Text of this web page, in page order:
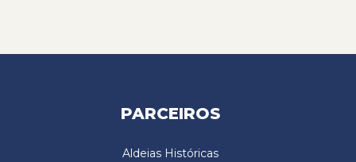
PARCEIROS
Aldeias Históricas